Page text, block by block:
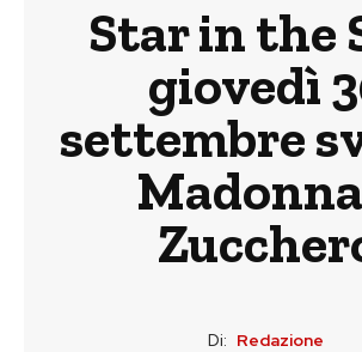
Star in the
giovedì
settembre
Di: Redazione